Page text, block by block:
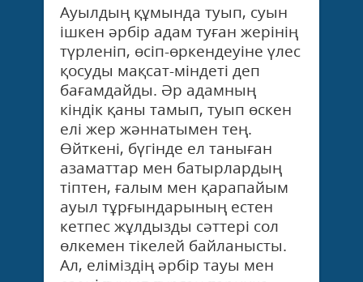
Ауылдың құмында туып, суын
ішкен әр­бір адам туған жер­і­нің
түрленіп, өсіп-өр­кен­деуіне үлес
қо­су­­ды мақсат-міндеті деп
бағамдайды. Әр адам­­ның­
кіндік қаны там­ып, туып өскен
елі жер­ жәннатымен тең.
Өйткені, бүгінде ел та­ны­­ған
азаматтар мен батырлардың
тіптен, ғалым мен қарапайым
ауыл тұрғындарының естен
кетпес жұлдызды сәт­тері сол
өлкемен тіке­лей байланысты.
Ал, еліміздің әрбір тауы мен